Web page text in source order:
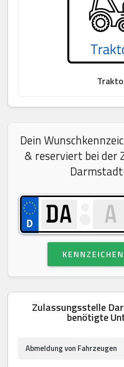
Dein
& reserviert bei der
Zulassungsstelle
benötigte
Abmeldung von Fahrzeugen